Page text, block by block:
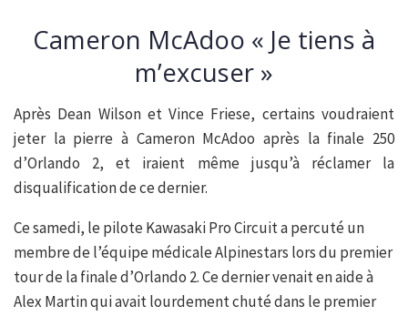
Cameron McAdoo « Je tiens à
m’excuser »
Après Dean Wilson et Vince Friese, certains voudraient
jeter la pierre à Cameron McAdoo après la finale 250
d’Orlando 2, et iraient même jusqu’à réclamer la
disqualification de ce dernier.
Ce samedi, le pilote Kawasaki Pro Circuit a percuté un
membre de l’équipe médicale Alpinestars lors du premier
tour de la finale d’Orlando 2. Ce dernier venait en aide à
Alex Martin qui avait lourdement chuté dans le premier